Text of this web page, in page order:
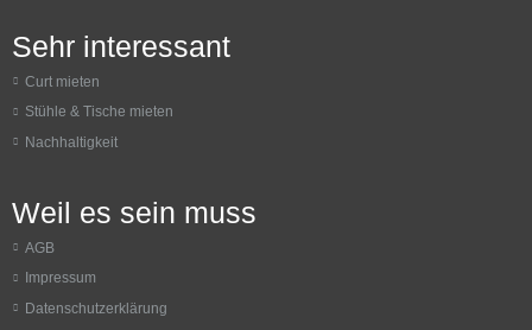
Sehr interessant
Curt mieten
Stühle & Tische mieten
Nachhaltigkeit
Weil es sein muss
AGB
Impressum
Datenschutzerklärung